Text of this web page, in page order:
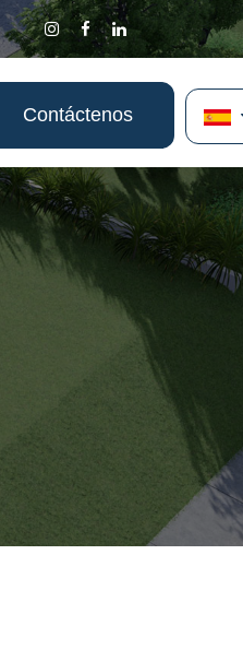
Contáctenos